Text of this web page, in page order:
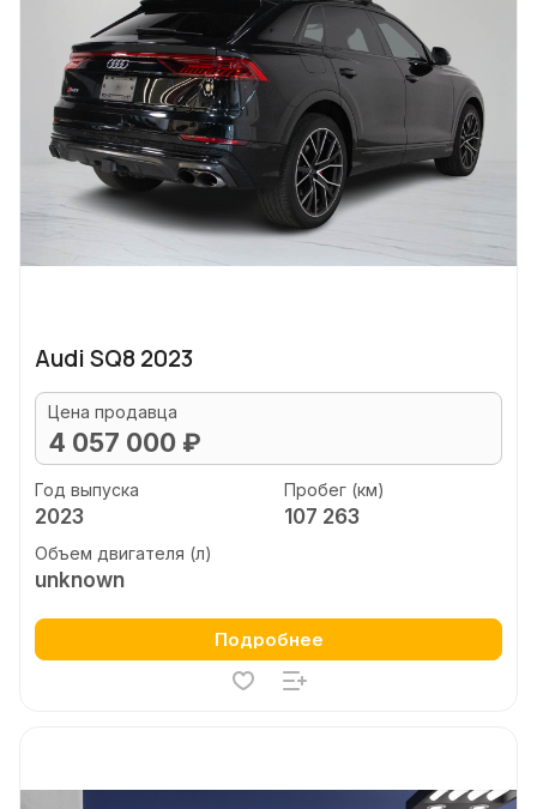
Audi SQ8 2023
Цена продавца
4 057 000 ₽
Год выпуска
2023
Пробег (км)
107 263
Объем двигателя (л)
unknown
Подробнее